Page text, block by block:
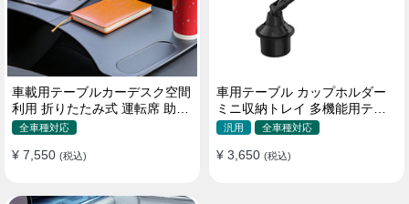
車載用テーブルカーデスク空間
利用 折りたたみ式 運転席 助手
席 多機能 滑り止め 安定
全車種対応
¥ 7,550 (税込)
車用テーブル カップホルダー
ミニ収納トレイ 多機能用テー
ブル 食事 物置き用 高品質
汎用 全車種対応
¥ 3,650 (税込)